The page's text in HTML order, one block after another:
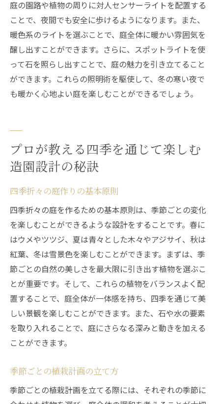
庭の園路や植物の周りに対人センサーライトを配置する
ことで、夜間でも安全に歩けるようになります。また、
暖色系のライトを選ぶことで、庭全体に暖かい雰囲気を
醸し出すことができます。さらに、スポットライトを使
って石を照らし出すことで、庭の魅力を引き立てること
ができます。これらの照明術を駆使して、冬の寒い夜で
も暖かく心地よい庭を楽しむことができるでしょう。
プロが教える四季を通じて楽しむ
造園設計の秘訣
四季折々の庭作りの基本原則
四季折々の庭を作るための基本原則は、季節ごとの変化
を楽しむことができるような設計をすることです。春に
はウメやツツジ、夏は青々とした木々やアジサイ、秋は
紅葉、冬は雪景色を楽しむことができます。まずは、季
節ごとの自然の美しさを最大限に引き出す植物を選ぶこ
とが重要です。そして、これらの植物をバランスよく配
置することで、庭全体が一体感を持ち、四季を通じて美
しい景観を楽しむことができます。また、石や水の要素
を取り入れることで、庭にさらなる深みと動きを加える
ことができます。
季節ごとの植栽計画の立て方
季節ごとの植栽計画を立てる際には、それぞれの季節に